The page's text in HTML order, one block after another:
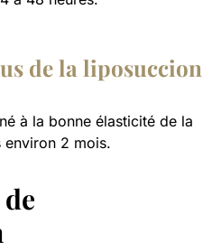
de la liposuccion
à la bonne élasticité de la
environ 2 mois.